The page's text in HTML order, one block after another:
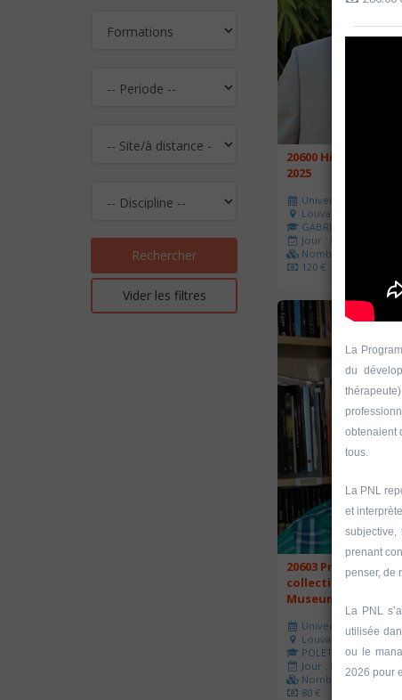
Rechercher
Vider les filtres
20600 Histoire de
2025
Université d'été 2026
Louvain-la-Neuve
GABRIEL Vincent
Jour : Lu-Ma-Me-Je-
Nombre de séances :
120 €
20603 Promenade
collections du GEM
Museum)
Université d'été 2026
Louvain-la-Neuve
POLET Sébastien
Jour : Lu-Ma-Me-Je-
Nombre de séances
80 €
La
du
obtenaient
tous.
La PNL
et
subjective,
prenant
penser, de
La PNL
utilisée
ou le
2026 pour